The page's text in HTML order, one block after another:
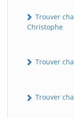
Trouver
Christophe
Trouver
Trouver